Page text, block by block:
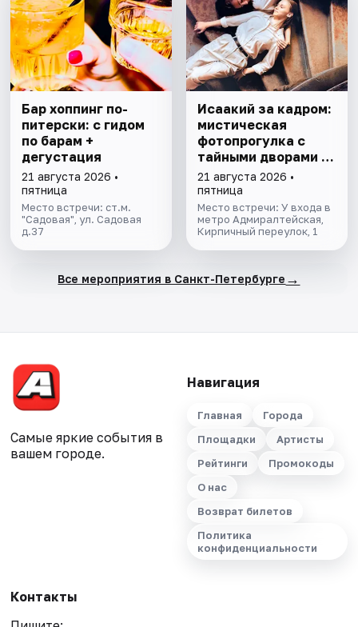
Бар хоппинг по-
питерски: с гидом
по барам +
дегустация
21 августа 2026 •
пятница
Место встречи: ст.м.
"Садовая", ул. Садовая
д.37
Исаакий за кадром:
мистическая
фотопрогулка с
тайными дворами и
колоннадой
21 августа 2026 •
пятница
Место встречи: У входа в
метро Адмиралтейская,
Кирпичный переулок, 1
Все мероприятия в Санкт-Петербурге →
Самые яркие события в
вашем городе.
Навигация
Главная
Города
Площадки
Артисты
Рейтинги
Промокоды
О нас
Возврат билетов
Политика
конфиденциальности
Контакты